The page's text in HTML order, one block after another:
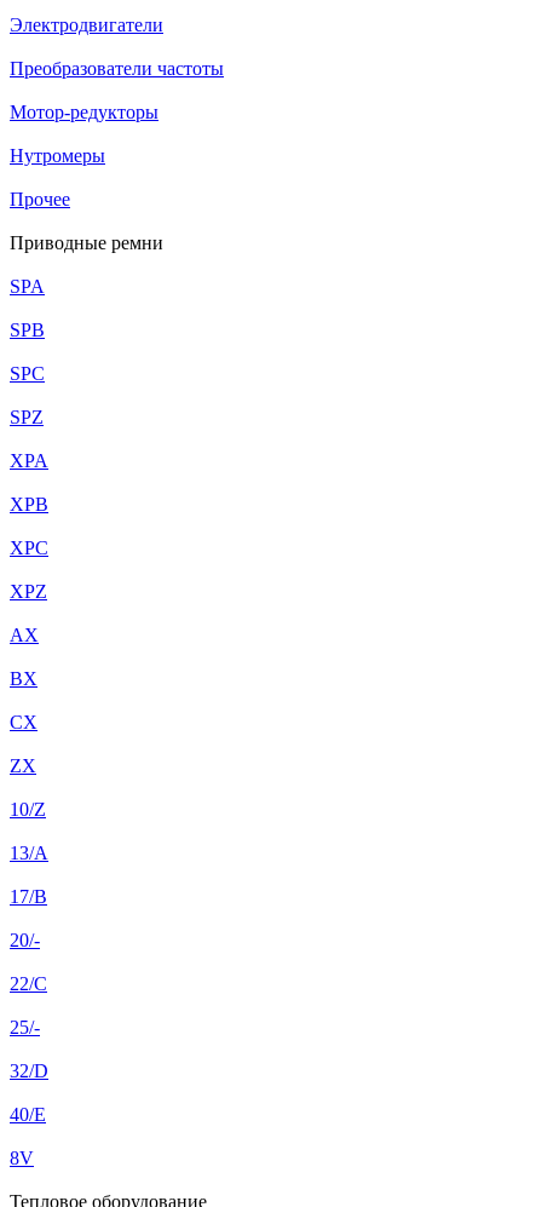
Электродвигатели
Преобразователи частоты
Мотор-редукторы
Нутромеры
Прочее
Приводные ремни
SPA
SPB
SPC
SPZ
XPA
XPB
XPC
XPZ
AX
BX
CX
ZX
10/Z
13/A
17/B
20/-
22/C
25/-
32/D
40/E
8V
Тепловое оборудование